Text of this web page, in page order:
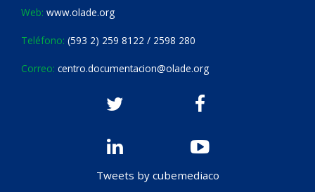
Web: www.olade.org
Teléfono: (593 2) 259 8122 / 2598 280
Correo: centro.documentacion@olade.org
Tweets by cubemediaco